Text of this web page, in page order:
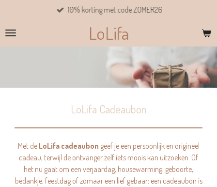
naar
LoLifa
10% korting met code ZOMER26
LoLifa Cadeaubon
Met de LoLifa cadeaubon geef je een persoonlijk en origineel
cadeau, terwijl de ontvanger zelf iets moois kan uitzoeken. Of
het nu gaat om een verjaardag, housewarming, geboorte,
bedankje, feestdag of zomaar een lief gebaar: een cadeaubon is